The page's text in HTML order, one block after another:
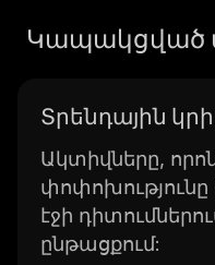
Կապակցված
Տրենդային
Ակտիվները,
փոփոխությունը
էջի
ընթացքում: